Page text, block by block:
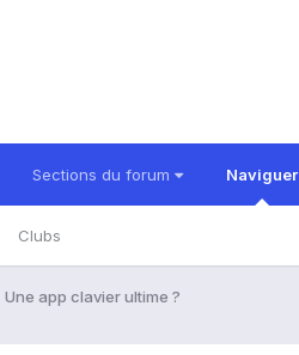
Sections du forum Naviguer
Clubs
Une app clavier ultime ?